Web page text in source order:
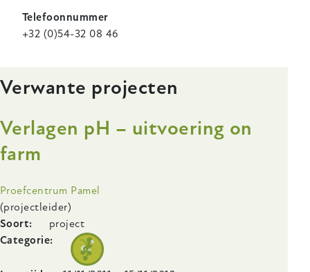
Telefoonnummer
+32 (0)54-32 08 46
Verwante projecten
Verlagen pH – uitvoering on
farm
Onderzoeksinstelling
Proefcentrum Pamel
(projectleider)
Soort
project
Categorie